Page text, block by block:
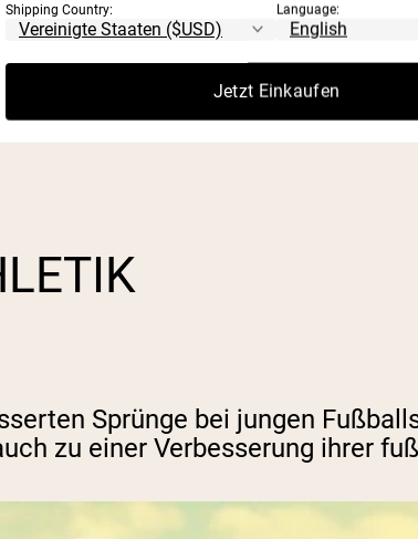
Ernährungsplan, kann
Sprünge bei jungen
zu einer Verbesserung ihrer
Shipping Country: Language:
Jetzt Einkaufen